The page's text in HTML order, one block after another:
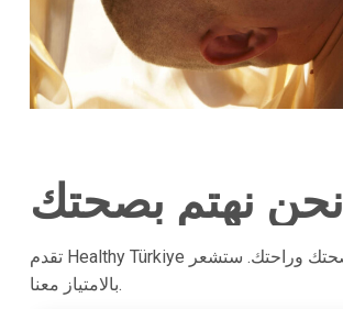
نحن نهتم بصحتك
تقدم Healthy Türkiye الأفضل لصحتك وراحتك. ستشعر
بالامتياز معنا.